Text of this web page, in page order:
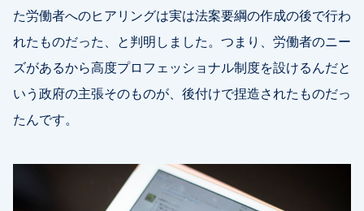
た労働者へのヒアリングは実は法案要綱の作成の後で行わ
れたものだった、と判明しました。つまり、労働者のニー
ズがあるから高度プロフェッショナル制度を設けるんだと
いう政府の主張そのものが、後付けで捏造されたものだっ
たんです。